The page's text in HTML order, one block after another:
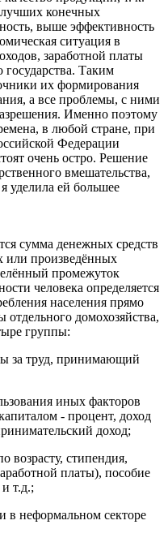
конечных
выше эффективность
ситуация в
заработной платы
государства. Таким
их формирования
а все проблемы, с ними
Именно поэтому
в любой стране, при
Федерации
очень остро. Решение
вмешательства,
уделила ей большее
сумма денежных средств
или произведённых
промежуток
человека определяется
населения прямо
отдельного домохозяйства,
группы:
за труд, принимающий
иных факторов
- процент, доход
доход;
возрасту, стипендия,
платы), пособие
т.д.;
в неформальном секторе